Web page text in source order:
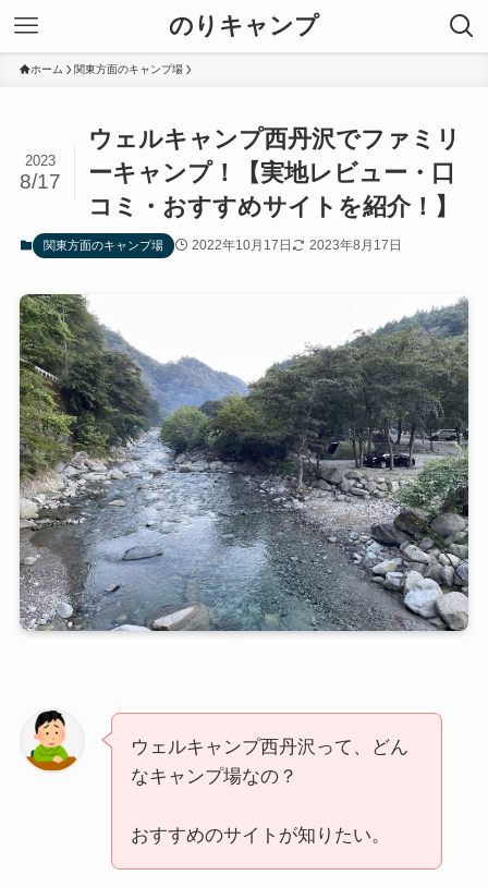
のりキャンプ
ホーム 関東方面のキャンプ場
ウェルキャンプ西丹沢でファミリ
ーキャンプ！【実地レビュー・口
コミ・おすすめサイトを紹介！】
2023
8/17
関東方面のキャンプ場 2022年10月17日 2023年8月17日
ウェルキャンプ西丹沢って、どん
なキャンプ場なの？
おすすめのサイトが知りたい。